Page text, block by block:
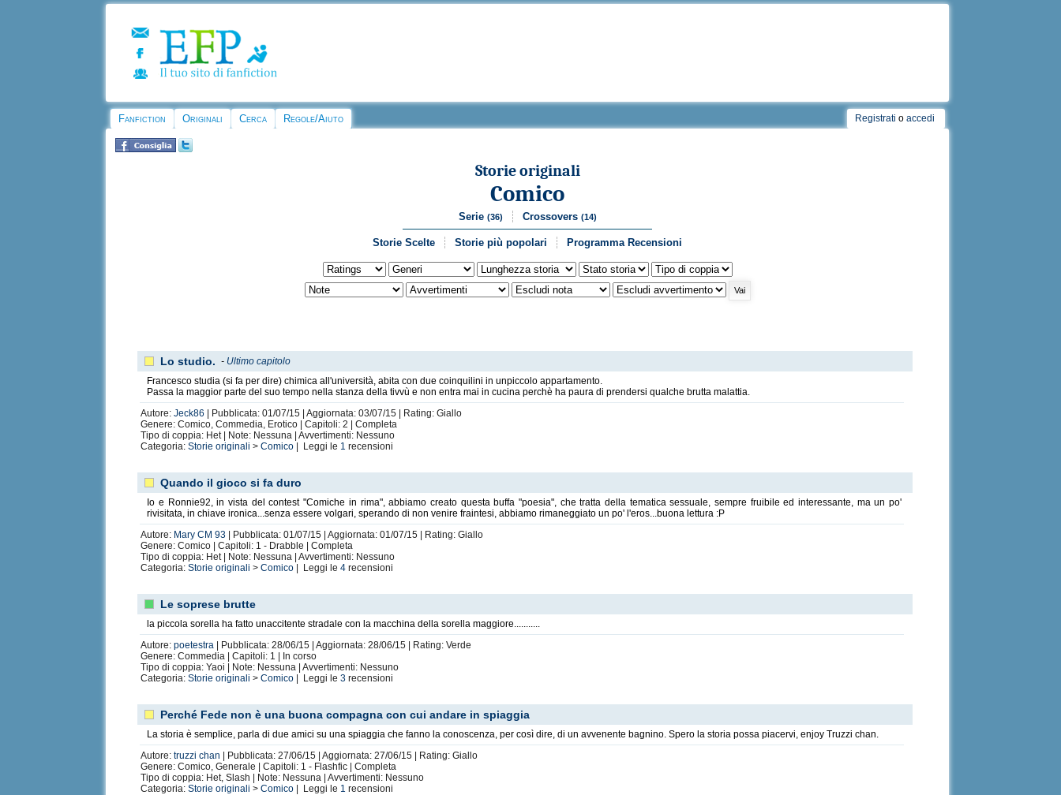
Fanfiction Originali Cerca Regole/Aiuto Registrati o accedi
Storie originali
Comico
Serie (36) Crossovers (14)
Storie Scelte Storie più popolari Programma Recensioni
Lo studio. - Ultimo capitolo
Francesco studia (si fa per dire) chimica all'università, abita con due coinquilini in unpiccolo appartamento.
Passa la maggior parte del suo tempo nella stanza della tivvù e non entra mai in cucina perchè ha paura di prendersi qualche brutta malattia.
Autore:Jeck86
| Pubblicata: 01/07/15 | Aggiornata: 03/07/15 | Rating: Giallo
Genere: Comico, Commedia, Erotico | Capitoli: 2 | Completa
Tipo di coppia: Het | Note: Nessuna | Avvertimenti: Nessuno
Categoria:Storie originali >Comico | Leggi le 1 recensioni
Quando il gioco si fa duro
Io e Ronnie92, in vista del contest "Comiche in rima", abbiamo creato questa buffa "poesia", che tratta della tematica sessuale, sempre fruibile ed interessante, ma un po'
rivisitata, in chiave ironica...senza essere volgari, sperando di non venire fraintesi, abbiamo rimaneggiato un po' l'eros...buona lettura :P
Autore: Mary CM 93 | Pubblicata: 01/07/15 | Aggiornata: 01/07/15 | Rating: Giallo
Genere: Comico | Capitoli: 1 - Drabble | Completa
Tipo di coppia: Het | Note: Nessuna | Avvertimenti: Nessuno
Categoria:Storie originali >Comico | Leggi le4 recensioni
Le soprese brutte
la piccola sorella ha fatto unaccitente stradale con la macchina della sorella maggiore...........
Autore:poetestra | Pubblicata: 28/06/15 | Aggiornata: 28/06/15 | Rating: Verde
Genere: Commedia | Capitoli: 1 | In corso
Tipo di coppia: Yaoi | Note: Nessuna | Avvertimenti: Nessuno
Categoria:Storie originali >Comico | Leggi le3 recensioni
Perché Fede non è una buona compagna con cui andare in spiaggia
La storia è semplice, parla di due amici su una spiaggia che fanno la conoscenza, per così dire, di un avvenente bagnino. Spero la storia possa piacervi, enjoy Truzzi chan.
Autore:truzzi chan
| Pubblicata: 27/06/15 | Aggiornata: 27/06/15 | Rating: Giallo
Genere: Comico, Generale | Capitoli: 1 - Flashfic | Completa
Tipo di coppia: Het, Slash | Note: Nessuna | Avvertimenti: Nessuno
Categoria:Storie originali >Comico | Leggi le 1 recensioni